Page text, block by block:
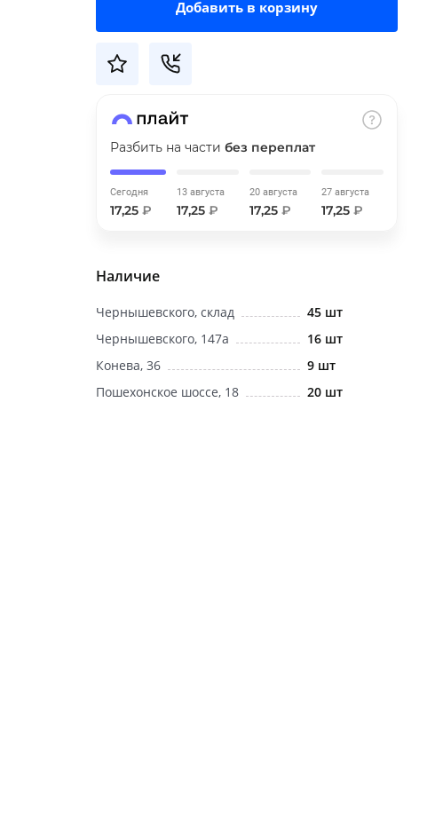
Добавить в корзину
Разбить на частибез переплат
Сегодня
17,25₽
13 августа
17,25 ₽
20 августа
17,25 ₽
27 августа
17,25₽
Наличие
Чернышевского, склад
45 шт
Чернышевского, 147а
16 шт
Конева, 36
9 шт
Пошехонское шоссе, 18
20 шт